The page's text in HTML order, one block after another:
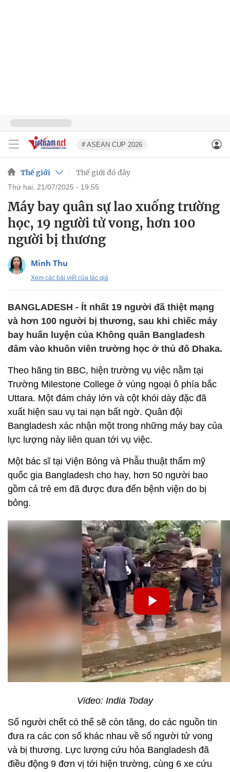
# ASEAN CUP 2026
Thế giới Thế giới đó đây
thứ hai, 21/07/2025 - 19:55
Máy bay quân sự lao xuống trường
học, 19 người tử vong, hơn 100
người bị thương
Minh Thu
Xem các bài viết của tác giả
BANGLADESH - Ít nhất 19 người đã thiệt mạng
và hơn 100 người bị thương, sau khi chiếc máy
bay huấn luyện của Không quân Bangladesh
đâm vào khuôn viên trường học ở thủ đô Dhaka.
Theo hãng tin BBC, hiện trường vụ việc nằm tại
Trường Milestone College ở vùng ngoại ô phía bắc
Uttara. Một đám cháy lớn và cột khói dày đặc đã
xuất hiện sau vụ tai nạn bất ngờ. Quân đội
Bangladesh xác nhận một trong những máy bay của
lực lượng này liên quan tới vụ việc.
Một bác sĩ tại Viện Bỏng và Phẫu thuật thẩm mỹ
quốc gia Bangladesh cho hay, hơn 50 người bao
gồm cả trẻ em đã được đưa đến bệnh viện do bị
bỏng.
Video: India Today
Số người chết có thể sẽ còn tăng, do các nguồn tin
đưa ra các con số khác nhau về số người tử vong
và bị thương. Lực lượng cứu hỏa Bangladesh đã
điều động 9 đơn vị tới hiện trường, cùng 6 xe cứu